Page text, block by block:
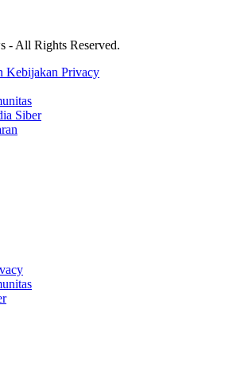
- All Rights Reserved.
Kebijakan Privacy
Siber